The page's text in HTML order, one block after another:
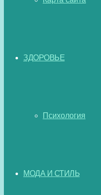
ЗДОРОВЬЕ
Психология
МОДА И СТИЛЬ